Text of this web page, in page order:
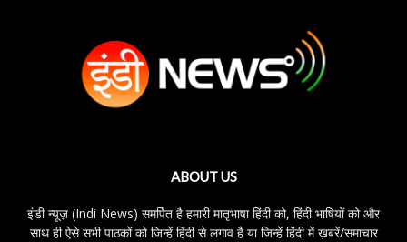
ABOUT US
इंडी न्यूज़ (Indi News) समर्पित है हमारी मातृभाषा हिंदी को, हिंदी भाषियों को और
साथ ही ऐसे सभी पाठकों को जिन्हें हिंदी से लगाव है या जिन्हें हिंदी में ख़बरें/समाचार